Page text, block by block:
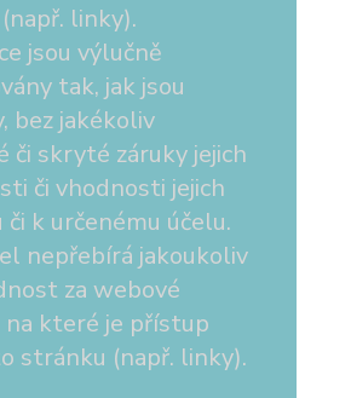
linky).
jsou výlučně
tak, jak jsou
bez jakékoliv
či skryté záruky jejich
či vhodnosti jejich
k určenému účelu.
nepřebírá jakoukoliv
za webové
na které je přístup
stránku (např. linky).